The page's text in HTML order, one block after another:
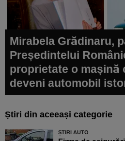
Mirabela Grădinaru,
Președintelui
proprietate o mașină
deveni automobil
Știri din aceeași categorie
ȘTIRI AUTO